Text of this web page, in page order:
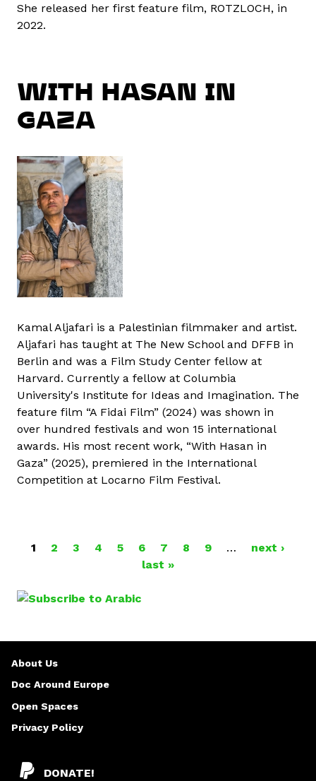
She released her first feature film, ROTZLOCH, in
2022.
WITH HASAN IN
GAZA
Kamal Aljafari is a Palestinian filmmaker and artist.
Aljafari has taught at The New School and DFFB in
Berlin and was a Film Study Center fellow at
Harvard. Currently a fellow at Columbia
University's Institute for Ideas and Imagination. The
feature film “A Fidai Film” (2024) was shown in
over hundred festivals and won 15 international
awards. His most recent work, “With Hasan in
Gaza” (2025), premiered in the International
Competition at Locarno Film Festival.
A
E
S
1 2 3 4 5 6 7 8 9 …
next ›
last »
DONATE!
About Us
Doc Around Europe
Open Spaces
Privacy Policy